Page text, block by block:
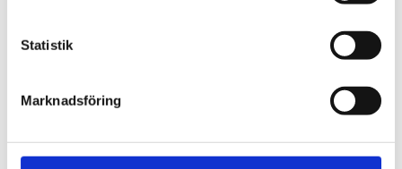
Statistik
Marknadsföring